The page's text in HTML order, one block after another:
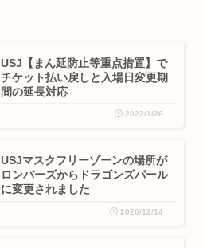
USJ【まん延防止等重点措置】で
チケット払い戻しと入場日変更期
間の延長対応
2022/1/26
USJマスクフリーゾーンの場所が
ロンバーズからドラゴンズパール
に変更されました
2020/12/14